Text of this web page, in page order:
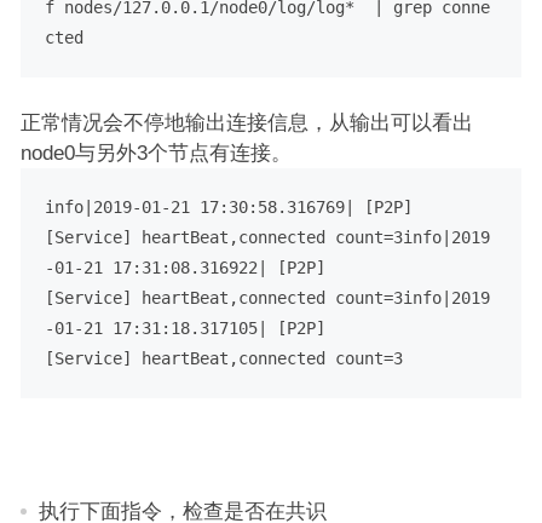
f nodes/127.0.0.1/node0/log/log*  | grep conne
cted
正常情况会不停地输出连接信息，从输出可以看出
node0与另外3个节点有连接。
info|2019-01-21 17:30:58.316769| [P2P]
[Service] heartBeat,connected count=3info|2019
-01-21 17:31:08.316922| [P2P]
[Service] heartBeat,connected count=3info|2019
-01-21 17:31:18.317105| [P2P]
[Service] heartBeat,connected count=3
执行下面指令，检查是否在共识